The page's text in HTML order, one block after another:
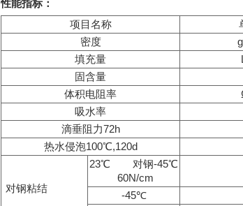
性能指标：
项目名称
密度
填充量
固含量
体积电阻率
吸水率
滴垂阻力72h
热水侵泡100℃,120d
对钢粘结
23℃ 对钢-45℃
60N/cm
-45℃